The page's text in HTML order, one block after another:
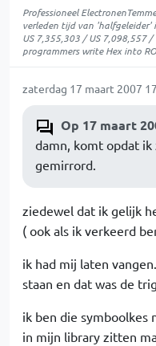
Professioneel
verleden tijd van 'halfgeleider'
US 7,355,303 / US 7,098,557
programmers write Hex into
zaterdag 17 maart 2007
Op 17 maart
damn, komt opdat
gemirrord.
ziedewel dat ik gelijk
( ook als ik verkeerd
ik had mij laten
staan en dat was de
ik ben die symboolkes
in mijn library zitten